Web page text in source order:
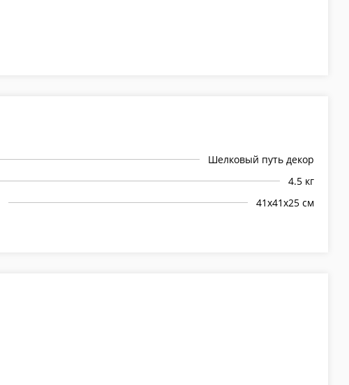
Шелковый путь декор
4.5 кг
41х41х25 см